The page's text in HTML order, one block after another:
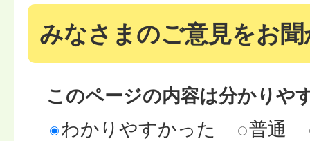
みなさまのご意見をお
このページの内容は分かりや
わかりやすかった
普通